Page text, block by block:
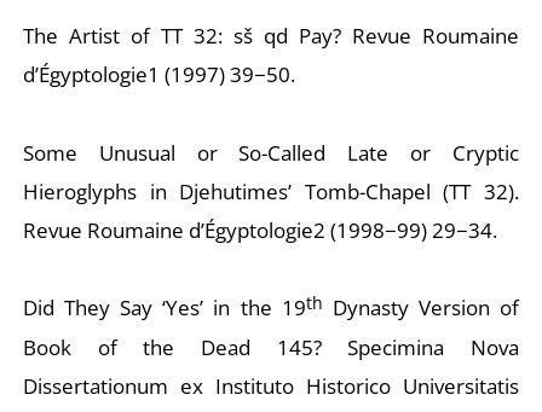
The Artist of TT 32: sš qd Pay? Revue Roumaine
d’Égyptologie1 (1997) 39−50.
Some Unusual or So-Called Late or Cryptic
Hieroglyphs in Djehutimes’ Tomb-Chapel (TT 32).
Revue Roumaine d’Égyptologie2 (1998−99) 29−34.
Did They Say ‘Yes’ in the 19th Dynasty Version of
Book of the Dead 145?Specimina Nova
Dissertationum ex Instituto Historico Universitatis